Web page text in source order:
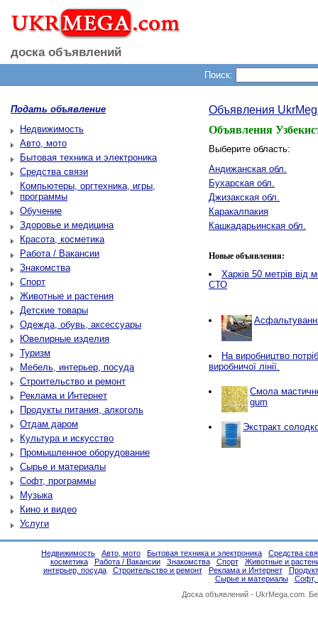
доска объявлений
Поиск:
Подать объявление
Недвижимость
Авто, мото
Бытовая техника и электроника
Средства связи
Компьютеры, оргтехника, игры,
программы
Обучение
Здоровье и медицина
Красота, косметика
Работа / Вакансии
Знакомства
Спорт
Животные и растения
Детские товары
Одежда, обувь, аксессуары
Ювелирные изделия
Туризм
Мебель, интерьер, посуда
Строительство и ремонт
Реклама и Интернет
Продукты питания, алкоголь
Отдам даром
Культура и искусство
Промышленное оборудование
Сырье и материалы
Софт, программы
Музыка
Кино и видео
Услуги
Объявления
Объявления
Выберите область:
Андижанская обл.
Бухарская обл.
Джизакская обл.
Каракалпакия
Кашкадарьинская обл.
Новые объявления:
Харків 50 метрів від
СТО
Нa виробництво
виробничої лінії.
Смола
gum
Экстракт
Недвижимость Авто, мото Бытовая техника и электроника
Средства
косметика
Работа / Вакансии Знакомства Спорт
Животные и
интерьер, посуда
Строительство и ремонт Реклама и Интернет
Сырье и материалы
Софт,
Доска объявлений - UkrMega.com.